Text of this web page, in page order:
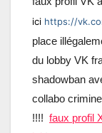
ici https://
place
du lobby VK
shadowban
collabo
!!!! faux profil